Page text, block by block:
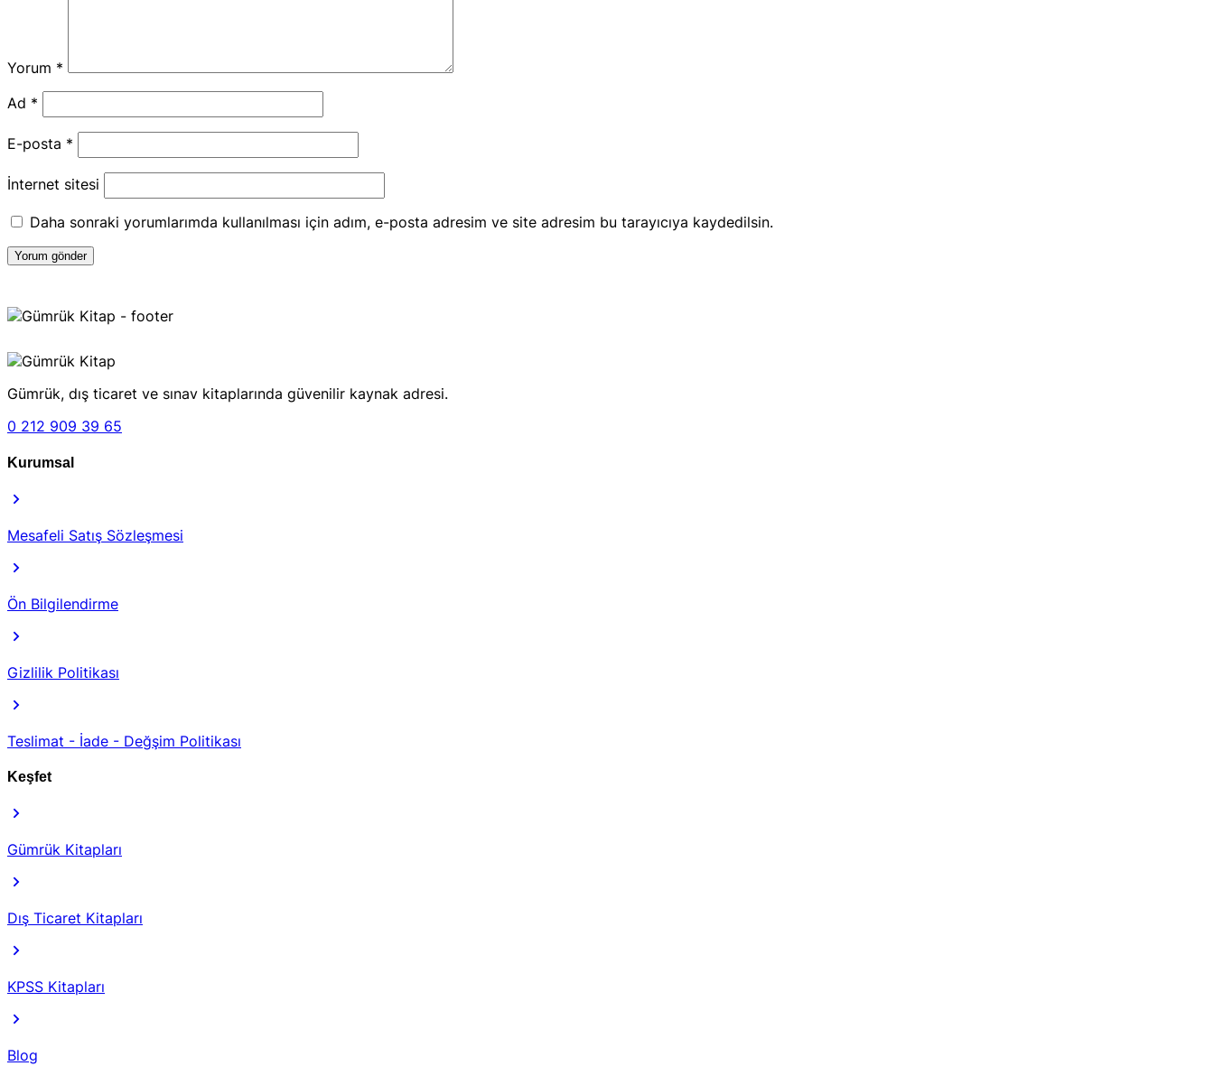
Yorum *
Ad *
E-posta *
İnternet sitesi
Daha sonraki yorumlarımda kullanılması için adım, e-posta adresim ve site adresim bu tarayıcıya kaydedilsin.
Gümrük, dış ticaret ve sınav kitaplarında güvenilir kaynak adresi.
0 212 909 39 65
Kurumsal
Mesafeli Satış Sözleşmesi
Ön Bilgilendirme
Gizlilik Politikası
Teslimat - İade - Değşim Politikası
Keşfet
Gümrük Kitapları
Dış Ticaret Kitapları
KPSS Kitapları
Blog